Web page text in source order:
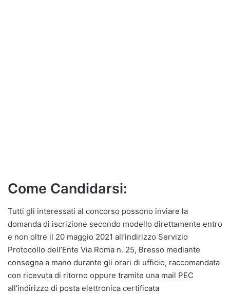
Come Candidarsi:
Tutti gli interessati al concorso possono inviare la
domanda di iscrizione secondo modello direttamente entro
e non oltre il 20 maggio 2021 all’indirizzo Servizio
Protocollo dell’Ente Via Roma n. 25, Bresso mediante
consegna a mano durante gli orari di ufficio, raccomandata
con ricevuta di ritorno oppure tramite una mail PEC
all’indirizzo di posta elettronica certificata